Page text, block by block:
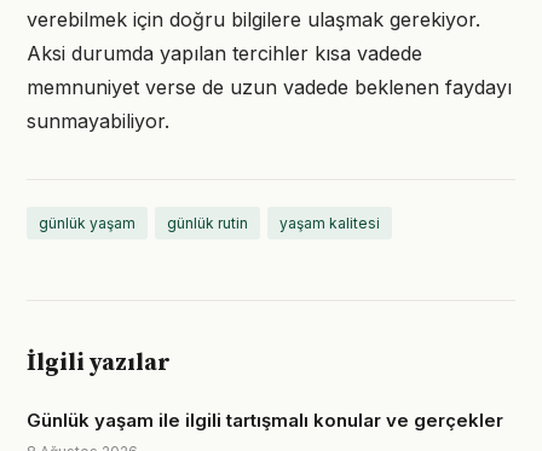
verebilmek için doğru bilgilere ulaşmak gerekiyor.
Aksi durumda yapılan tercihler kısa vadede
memnuniyet verse de uzun vadede beklenen faydayı
sunmayabiliyor.
günlük yaşam günlük rutin yaşam kalitesi
İlgili yazılar
Günlük yaşam ile ilgili tartışmalı konular ve gerçekler